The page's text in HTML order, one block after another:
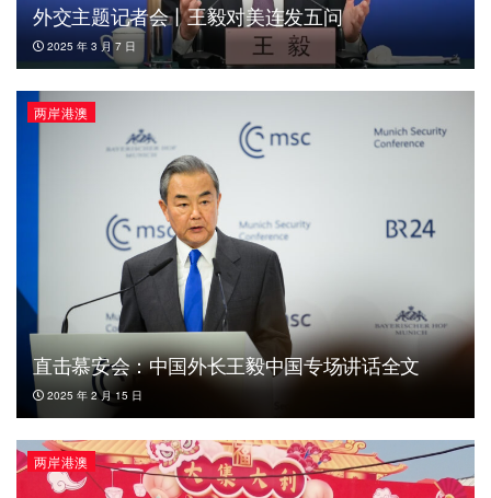
外交主题记者会丨王毅对美连发五问
2025 年 3 月 7 日
两岸港澳
直击慕安会：中国外长王毅中国专场讲话全文
2025 年 2 月 15 日
两岸港澳